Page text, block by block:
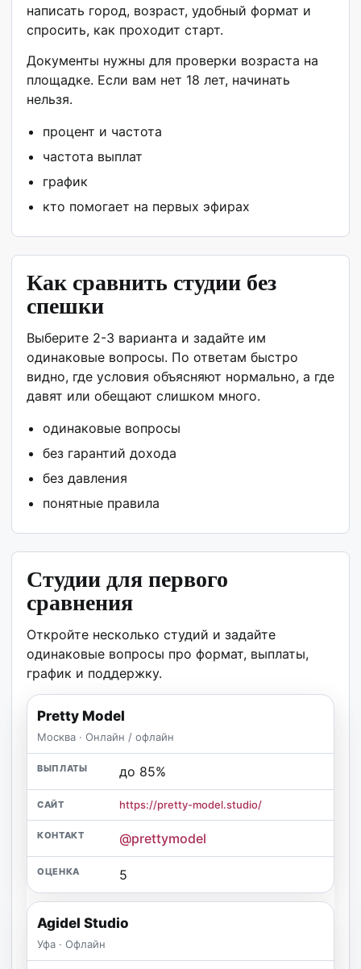
написать город, возраст, удобный формат и
спросить, как проходит старт.
Документы нужны для проверки возраста на
площадке. Если вам нет 18 лет, начинать
нельзя.
процент и частота
частота выплат
график
кто помогает на первых эфирах
Как сравнить студии без
спешки
Выберите 2-3 варианта и задайте им
одинаковые вопросы. По ответам быстро
видно, где условия объясняют нормально, а где
давят или обещают слишком много.
одинаковые вопросы
без гарантий дохода
без давления
понятные правила
Студии для первого
сравнения
Откройте несколько студий и задайте
одинаковые вопросы про формат, выплаты,
график и поддержку.
Pretty Model
Москва · Онлайн / офлайн
до 85%
https://pretty-model.studio/
@prettymodel
5
Agidel Studio
Уфа · Офлайн